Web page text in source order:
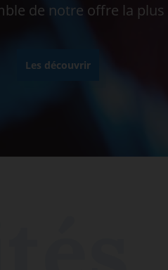
de notre offre la
Les découvrir